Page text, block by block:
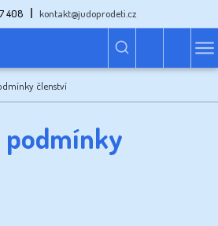
408 kontakt@judoprodeti.cz
členství
podmínky